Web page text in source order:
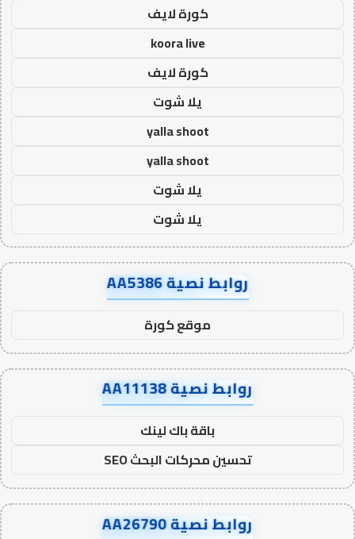
كورة لايف
koora live
كورة لايف
يلا شوت
yalla shoot
yalla shoot
يلا شوت
يلا شوت
روابط نصية AA5386
موقع كورة
روابط نصية AA11138
باقة باك لينك
تحسين محركات البحث SEO
روابط نصية AA26790